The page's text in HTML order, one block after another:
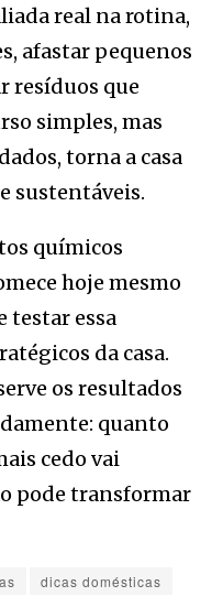
real na rotina,
afastar pequenos
resíduos que
simples, mas
torna a casa
sustentáveis.
químicos
hoje mesmo
testar essa
da casa.
os resultados
quanto
cedo vai
pode transformar
dicas domésticas